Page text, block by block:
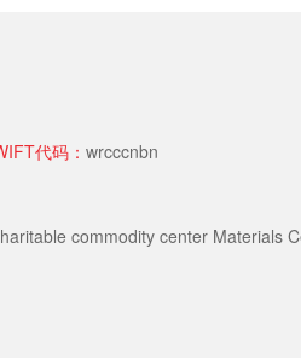
代码： wrcccnbn
commodity center Materials